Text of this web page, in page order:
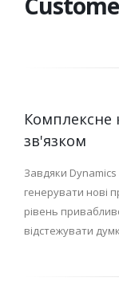
Комплексне
зв'язком
Завдяки Dynamics
генерувати нові
рівень
відстежувати